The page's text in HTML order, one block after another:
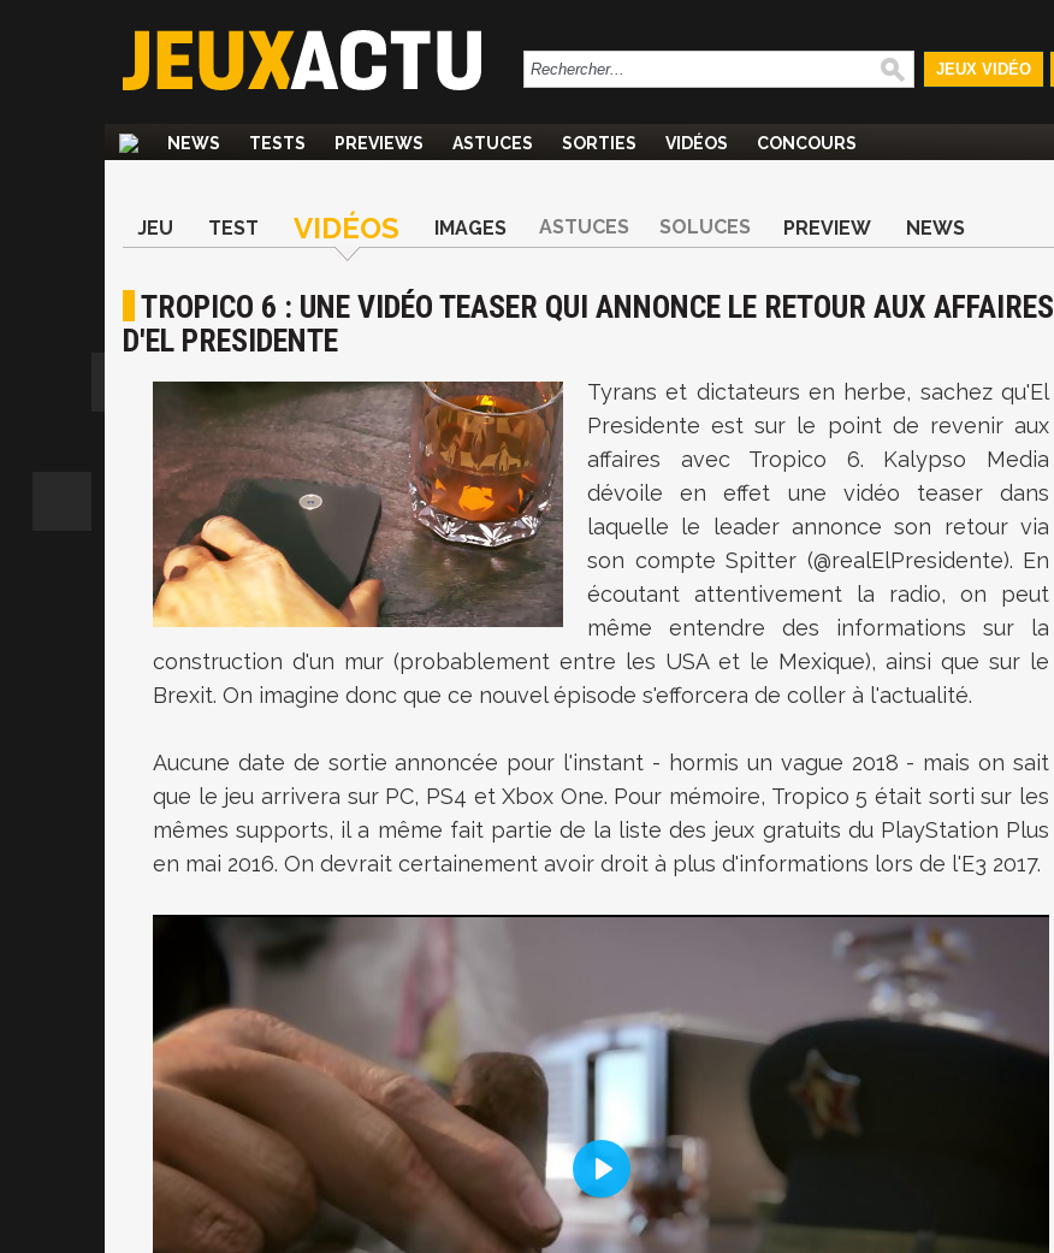
JEUX VIDÉO
NEWS TESTS PREVIEWS ASTUCES SORTIES VIDÉOS CONCOURS
JEU TEST VIDÉOS IMAGES ASTUCES SOLUCES PREVIEW NEWS
TROPICO 6 : UNE VIDÉO TEASER QUI ANNONCE LE RETOUR AUX AFFAIRES
D'EL PRESIDENTE
Tyrans et dictateurs en herbe, sachez qu'El
Presidente est sur le point de revenir aux
affaires avec Tropico 6. Kalypso Media
dévoile en effet une vidéo teaser dans
laquelle le leader annonce son retour via
son compte Spitter (@realElPresidente). En
écoutant attentivement la radio, on peut
même entendre des informations sur la
construction d'un mur (probablement entre les USA et le Mexique), ainsi que sur le
Brexit. On imagine donc que ce nouvel épisode s'efforcera de coller à l'actualité.
Aucune date de sortie annoncée pour l'instant - hormis un vague 2018 - mais on sait
que le jeu arrivera sur PC, PS4 et Xbox One. Pour mémoire, Tropico 5 était sorti sur les
mêmes supports, il a même fait partie de la liste des jeux gratuits du PlayStation Plus
en mai 2016. On devrait certainement avoir droit à plus d'informations lors de l'E3 2017.